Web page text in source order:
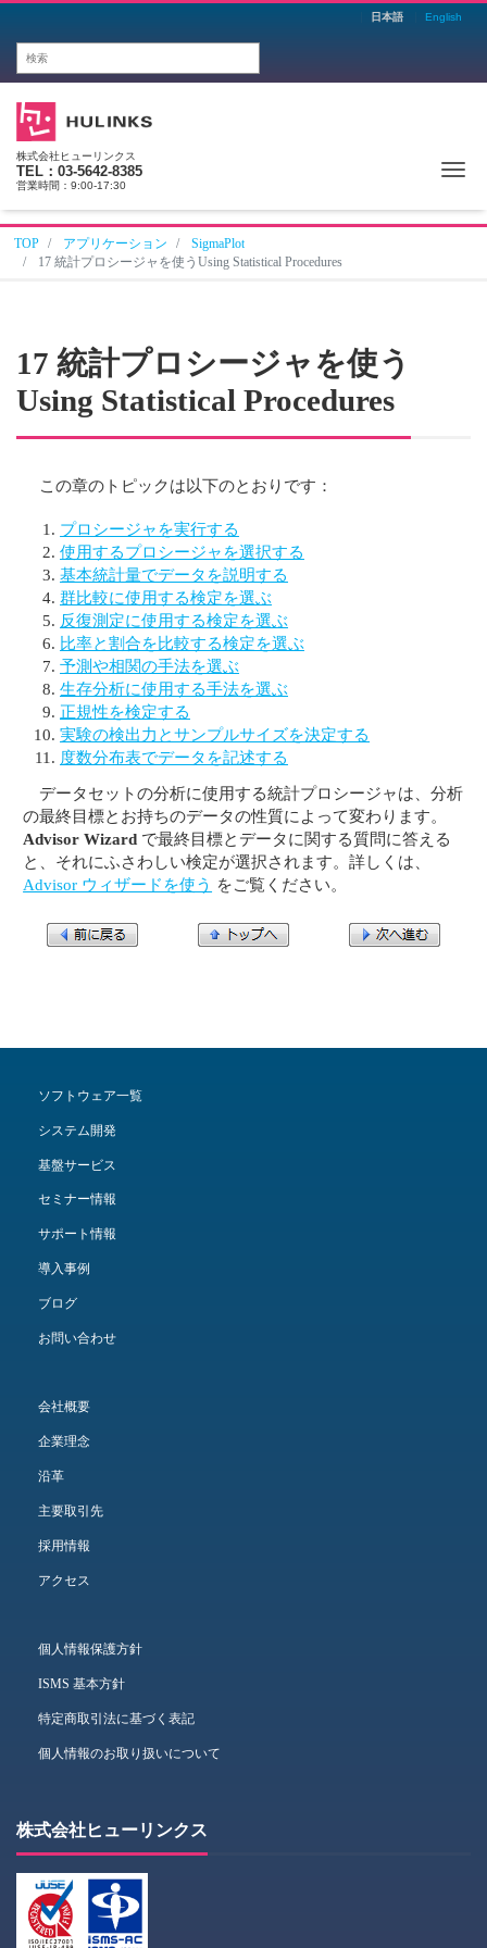
日本語 English
株式会社ヒューリンクス
TEL：03-5642-8385
営業時間：9:00-17:30
TOP アプリケーション
SigmaPlot
17 統計プロシージャを使うUsing Statistical Procedures
17 統計プロシージャを使う
Using Statistical Procedures
この章のトピックは以下のとおりです：
プロシージャを実行する
使用するプロシージャを選択する
基本統計量でデータを説明する
群比較に使用する検定を選ぶ
反復測定に使用する検定を選ぶ
比率と割合を比較する検定を選ぶ
予測や相関の手法を選ぶ
生存分析に使用する手法を選ぶ
正規性を検定する
実験の検出力とサンプルサイズを決定する
度数分布表でデータを記述する
データセットの分析に使用する統計プロシージャは、分析
の最終目標とお持ちのデータの性質によって変わります。
Advisor Wizard で最終目標とデータに関する質問に答える
と、それにふさわしい検定が選択されます。詳しくは、
Advisor ウィザードを使う をご覧ください。
ソフトウェア一覧
システム開発
基盤サービス
セミナー情報
サポート情報
導入事例
ブログ
お問い合わせ
会社概要
企業理念
沿革
主要取引先
採用情報
アクセス
個人情報保護方針
ISMS 基本方針
特定商取引法に基づく表記
個人情報のお取り扱いについて
株式会社ヒューリンクス